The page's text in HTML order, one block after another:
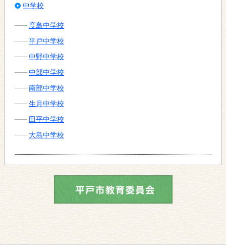
中学校
度島中学校
平戸中学校
中野中学校
中部中学校
南部中学校
生月中学校
田平中学校
大島中学校